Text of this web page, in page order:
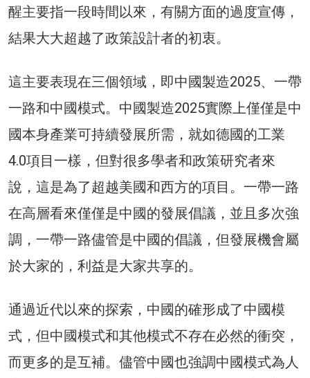
醒主要指一段時間以來，有關方面的過度宣傳，
結果大大超越了政策設計者的初衷。
這主要表現在三個領域，即中國製造2025、一帶
一路和中國模式。中國製造2025實際上僅僅是中
國本身產業可持續發展所需，就如德國的工業
4.0項目一樣，但對很多學者和政策研究者來
說，這是為了超越美國和西方的項目。一帶一路
在高層看來僅僅是中國的發展倡議，並且多次強
調，一帶一路儘管是中國的倡議，但發展機會屬
於大家的，利益是大家共享的。
通過近代以來的探索，中國的確形成了中國模
式，但中國模式和其他模式不存在必然的衝突，
而更多的是互補。儘管中國也強調中國模式為人